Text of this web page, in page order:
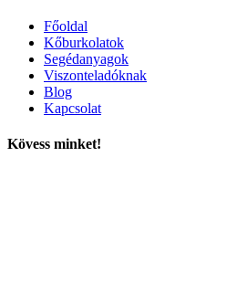
Főoldal
Kőburkolatok
Segédanyagok
Viszonteladóknak
Blog
Kapcsolat
Kövess minket!